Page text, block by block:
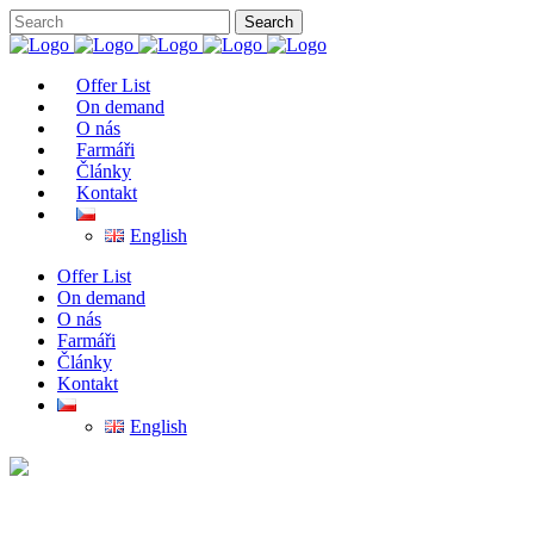
Offer List
On demand
O nás
Farmáři
Články
Kontakt
English
Offer List
On demand
O nás
Farmáři
Články
Kontakt
English